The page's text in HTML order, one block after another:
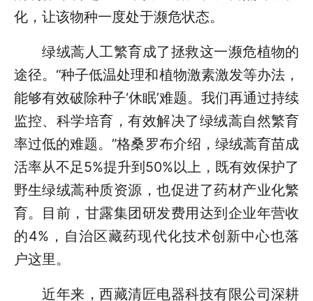
化，让该物种一度处于濒危状态。
绿绒蒿人工繁育成了拯救这一濒危植物的
途径。“种子低温处理和植物激素激发等办法，
能够有效破除种子‘休眠’难题。我们再通过持续
监控、科学培育，有效解决了绿绒蒿自然繁育
率过低的难题。”格桑罗布介绍，绿绒蒿育苗成
活率从不足5%提升到50%以上，既有效保护了
野生绿绒蒿种质资源，也促进了药材产业化繁
育。目前，甘露集团研发费用达到企业年营收
的4%，自治区藏药现代化技术创新中心也落
户这里。
近年来，西藏清匠电器科技有限公司深耕